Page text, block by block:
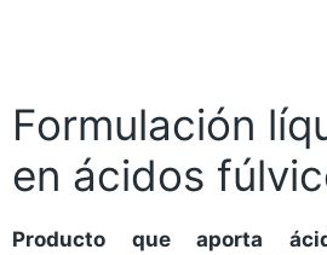
Formulación
en ácidos
Producto que aporta